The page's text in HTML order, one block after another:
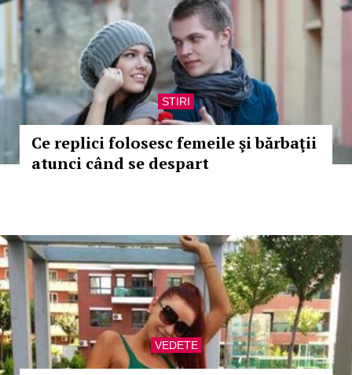
STIRI
Ce replici folosesc femeile şi bărbaţii
atunci când se despart
VEDETE